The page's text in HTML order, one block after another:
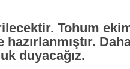
Tohum
duyacağız.